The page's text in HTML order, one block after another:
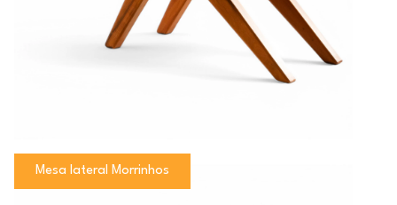
Mesa lateral Morrinhos